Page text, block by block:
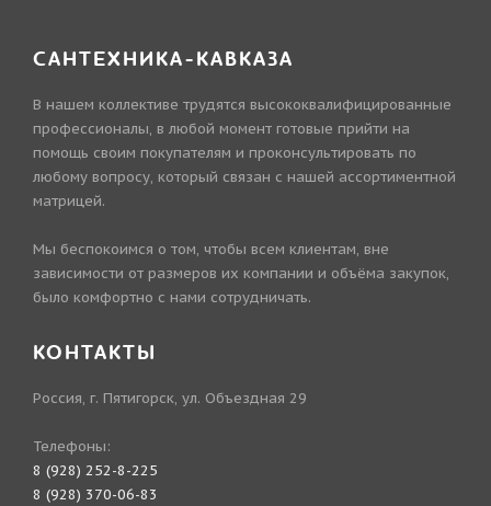
САНТЕХНИКА-КАВКАЗА
В нашем коллективе трудятся высококвалифицированные
профессионалы, в любой момент готовые прийти на
помощь своим покупателям и проконсультировать по
любому вопросу, который связан с нашей ассортиментной
матрицей.
Мы беспокоимся о том, чтобы всем клиентам, вне
зависимости от размеров их компании и объёма закупок,
было комфортно с нами сотрудничать.
КОНТАКТЫ
Россия, г. Пятигорск, ул. Объездная 29
Телефоны:
8 (928) 252-8-225
8 (928) 370-06-83